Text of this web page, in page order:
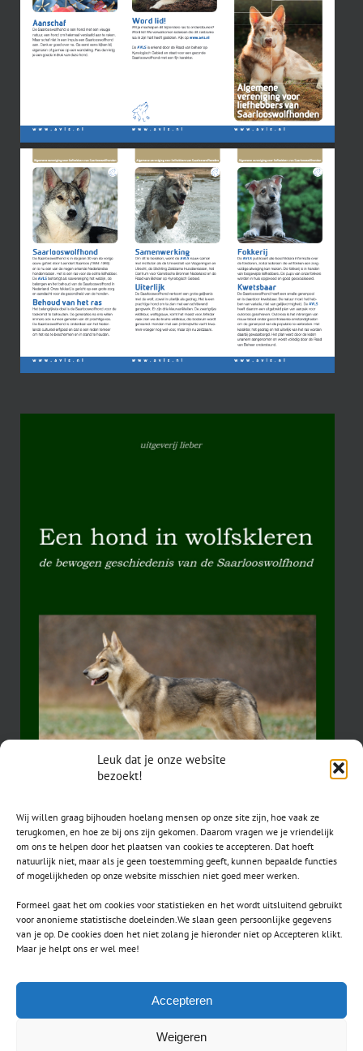
Leuk dat je onze website
bezoekt!
Wij willen graag bijhouden hoelang mensen op onze site zijn, hoe vaak ze
terugkomen, en hoe ze bij ons zijn gekomen. Daarom vragen we je vriendelijk
om ons te helpen door het plaatsen van cookies te accepteren. Dat hoeft
natuurlijk niet, maar als je geen toestemming geeft, kunnen bepaalde functies
of mogelijkheden op onze website misschien niet goed meer werken.
Formeel gaat het om cookies voor statistieken en het wordt uitsluitend gebruikt
voor anonieme statistische doeleinden.We slaan geen persoonlijke gegevens
van je op. De cookies doen het niet zolang je hieronder niet op Accepteren klikt.
Maar je helpt ons er wel mee!
Accepteren
Weigeren
CONTACT
secretaris.avls@gmail.com